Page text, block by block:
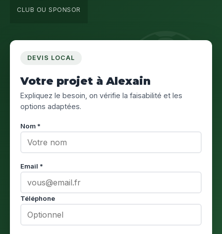
CLUB OU SPONSOR
DEVIS LOCAL
Votre projet à Alexain
Expliquez le besoin, on vérifie la faisabilité et les
options adaptées.
Nom *
Email *
Téléphone